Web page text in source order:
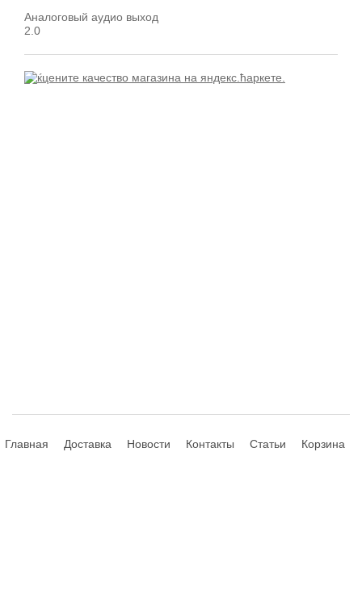
Аналоговый аудио выход
2.0
Главная Доставка Новости Контакты Статьи Корзина